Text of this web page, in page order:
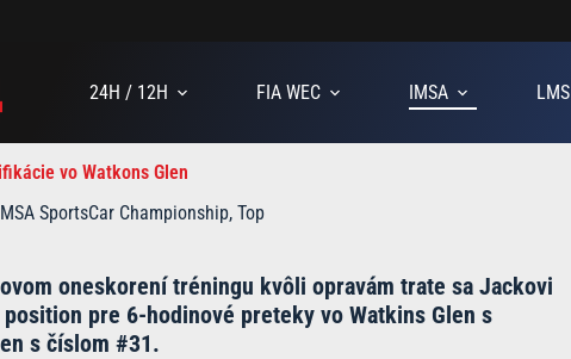
24H / 12H
FIA WEC IMSA LMS
vo Watkons Glen
SportsCar Championship, Top
oneskorení tréningu kvôli opravám trate sa Jackovi
pre 6-hodinové preteky vo Watkins Glen s
s číslom #31.